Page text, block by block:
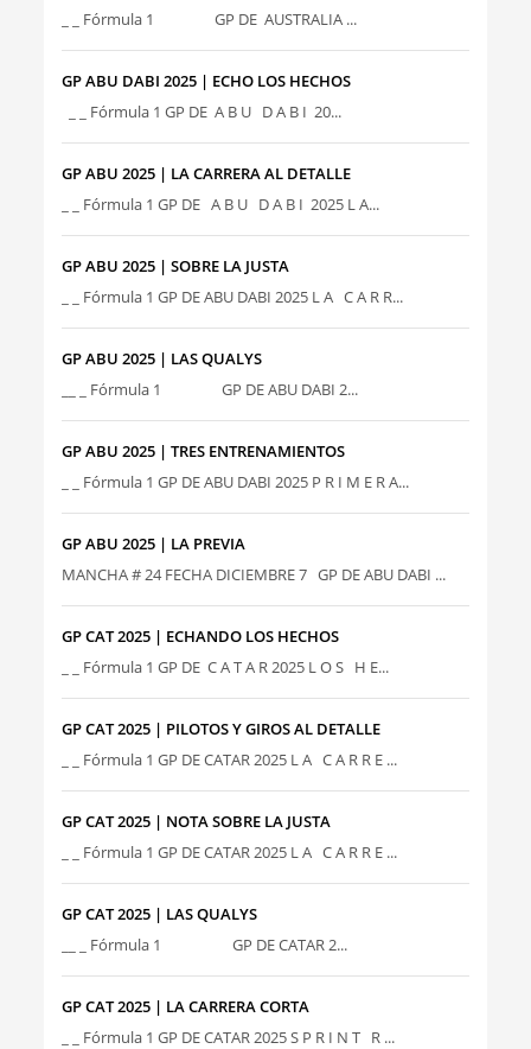
_ _ Fórmula 1 GP DE AUSTRALIA ...
GP ABU DABI 2025 | ECHO LOS HECHOS
_ _ Fórmula 1 GP DE A B U D A B I 20...
GP ABU 2025 | LA CARRERA AL DETALLE
_ _ Fórmula 1 GP DE A B U D A B I 2025 L A...
GP ABU 2025 | SOBRE LA JUSTA
_ _ Fórmula 1 GP DE ABU DABI 2025 L A C A R R...
GP ABU 2025 | LAS QUALYS
__ _ Fórmula 1 GP DE ABU DABI 2...
GP ABU 2025 | TRES ENTRENAMIENTOS
_ _ Fórmula 1 GP DE ABU DABI 2025 P R I M E R A...
GP ABU 2025 | LA PREVIA
MANCHA # 24 FECHA DICIEMBRE 7 GP DE ABU DABI ...
GP CAT 2025 | ECHANDO LOS HECHOS
_ _ Fórmula 1 GP DE C A T A R 2025 L O S H E...
GP CAT 2025 | PILOTOS Y GIROS AL DETALLE
_ _ Fórmula 1 GP DE CATAR 2025 L A C A R R E ...
GP CAT 2025 | NOTA SOBRE LA JUSTA
_ _ Fórmula 1 GP DE CATAR 2025 L A C A R R E ...
GP CAT 2025 | LAS QUALYS
__ _ Fórmula 1 GP DE CATAR 2...
GP CAT 2025 | LA CARRERA CORTA
_ _ Fórmula 1 GP DE CATAR 2025 S P R I N T R ...